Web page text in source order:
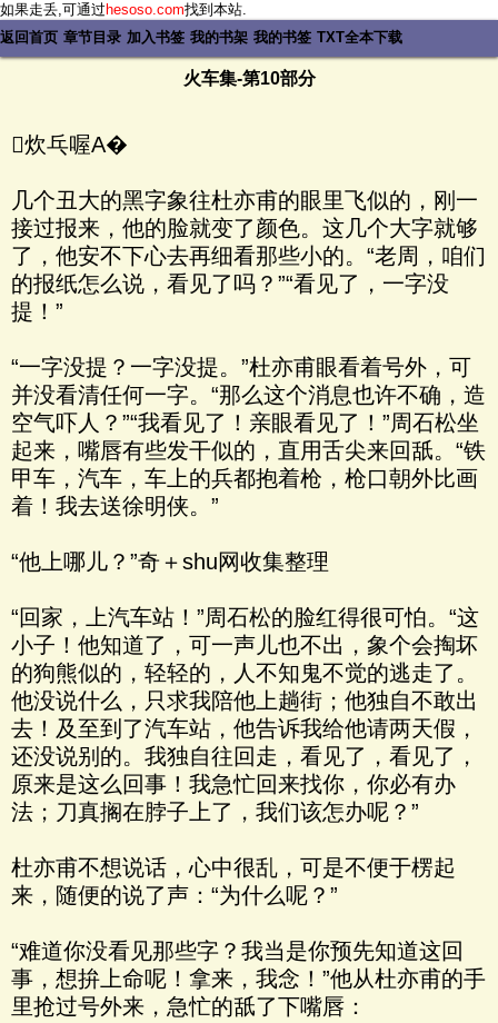
如果走丢,可通过hesoso.com找到本站.
返回首页 章节目录 加入书签 我的书架 我的书签 TXT全本下载
火车集-第10部分
炊乓喔Α�
几个丑大的黑字象往杜亦甫的眼里飞似的，刚一
接过报来，他的脸就变了颜色。这几个大字就够
了，他安不下心去再细看那些小的。“老周，咱们
的报纸怎么说，看见了吗？”“看见了，一字没
提！”
“一字没提？一字没提。”杜亦甫眼看着号外，可
并没看清任何一字。“那么这个消息也许不确，造
空气吓人？”“我看见了！亲眼看见了！”周石松坐
起来，嘴唇有些发干似的，直用舌尖来回舐。“铁
甲车，汽车，车上的兵都抱着枪，枪口朝外比画
着！我去送徐明侠。”
“他上哪儿？”奇＋shu网收集整理
“回家，上汽车站！”周石松的脸红得很可怕。“这
小子！他知道了，可一声儿也不出，象个会掏坏
的狗熊似的，轻轻的，人不知鬼不觉的逃走了。
他没说什么，只求我陪他上趟街；他独自不敢出
去！及至到了汽车站，他告诉我给他请两天假，
还没说别的。我独自往回走，看见了，看见了，
原来是这么回事！我急忙回来找你，你必有办
法；刀真搁在脖子上了，我们该怎办呢？”
杜亦甫不想说话，心中很乱，可是不便于楞起
来，随便的说了声：“为什么呢？”
“难道你没看见那些字？我当是你预先知道这回
事，想拚上命呢！拿来，我念！”他从杜亦甫的手
里抢过号外来，急忙的舐了下嘴唇：